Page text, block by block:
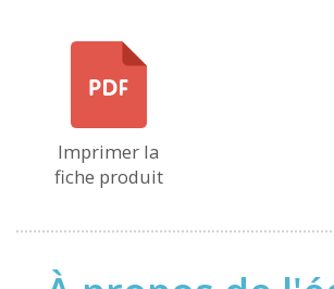
Imprimer la
fiche produit